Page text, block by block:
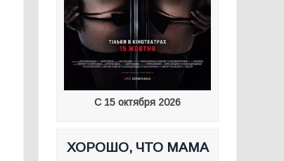
С 15 октября 2026
ХОРОШО, ЧТО МАМА